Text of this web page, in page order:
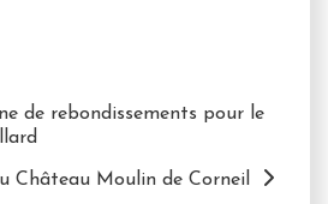
de rebondissements pour le
Château Moulin de Corneil